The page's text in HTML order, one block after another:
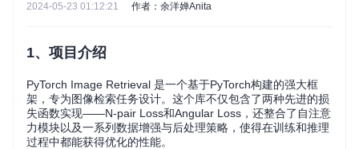
2024-05-23 01:12:21 作者：余洋婵Anita
1、项目介绍
PyTorch Image Retrieval 是一个基于PyTorch构建的强大框
架，专为图像检索任务设计。这个库不仅包含了两种先进的损
失函数实现——N-pair Loss和Angular Loss，还整合了自注意
力模块以及一系列数据增强与后处理策略，使得在训练和推理
过程中都能获得优化的性能。